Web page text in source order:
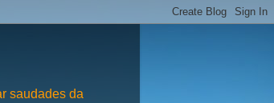
saudades da